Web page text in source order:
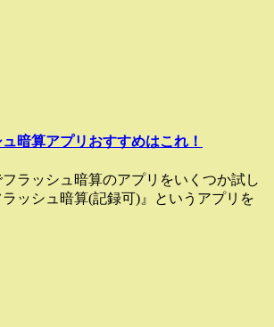
暗算アプリおすすめはこれ！
ラッシュ暗算のアプリをいくつか試し
ッシュ暗算(記録可)』というアプリを